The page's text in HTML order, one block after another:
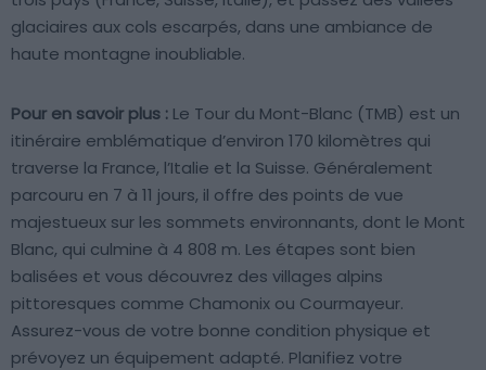
glaciaires aux cols escarpés, dans une ambiance de
haute montagne inoubliable.
Pour en savoir plus : Le Tour du Mont-Blanc (TMB) est un
itinéraire emblématique d’environ 170 kilomètres qui
traverse la France, l’Italie et la Suisse. Généralement
parcouru en 7 à 11 jours, il offre des points de vue
majestueux sur les sommets environnants, dont le Mont
Blanc, qui culmine à 4 808 m. Les étapes sont bien
balisées et vous découvrez des villages alpins
pittoresques comme Chamonix ou Courmayeur.
Assurez-vous de votre bonne condition physique et
prévoyez un équipement adapté. Planifiez votre